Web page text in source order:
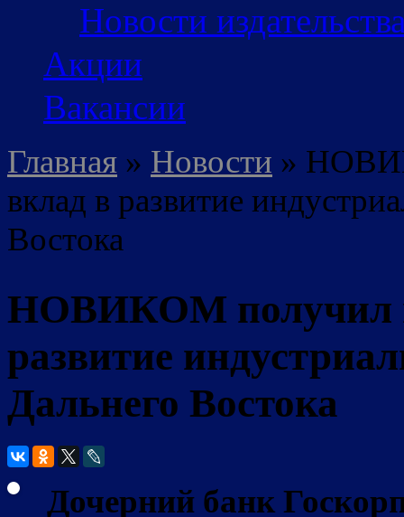
Новости
Акции
Вакансии
Вы здесь
Главная » Новости »
вклад в развитие
Востока
НОВИКОМ получил
развитие
Дальнего Востока
Дочерний банк